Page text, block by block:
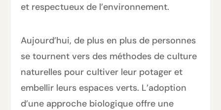
et respectueux de l’environnement.
Aujourd’hui, de plus en plus de personnes
se tournent vers des méthodes de culture
naturelles pour cultiver leur potager et
embellir leurs espaces verts. L’adoption
d’une approche biologique offre une